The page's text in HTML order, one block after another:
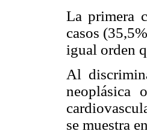
La primera
casos
igual orden
Al
neoplásica
se muestra